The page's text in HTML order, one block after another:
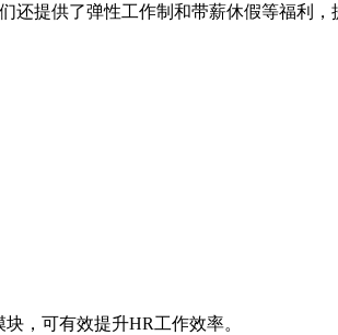
提供了弹性工作制和带薪休假等福利，
，可有效提升HR工作效率。